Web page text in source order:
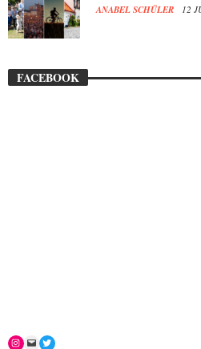
ANABEL SCHÜLER 12
FACEBOOK